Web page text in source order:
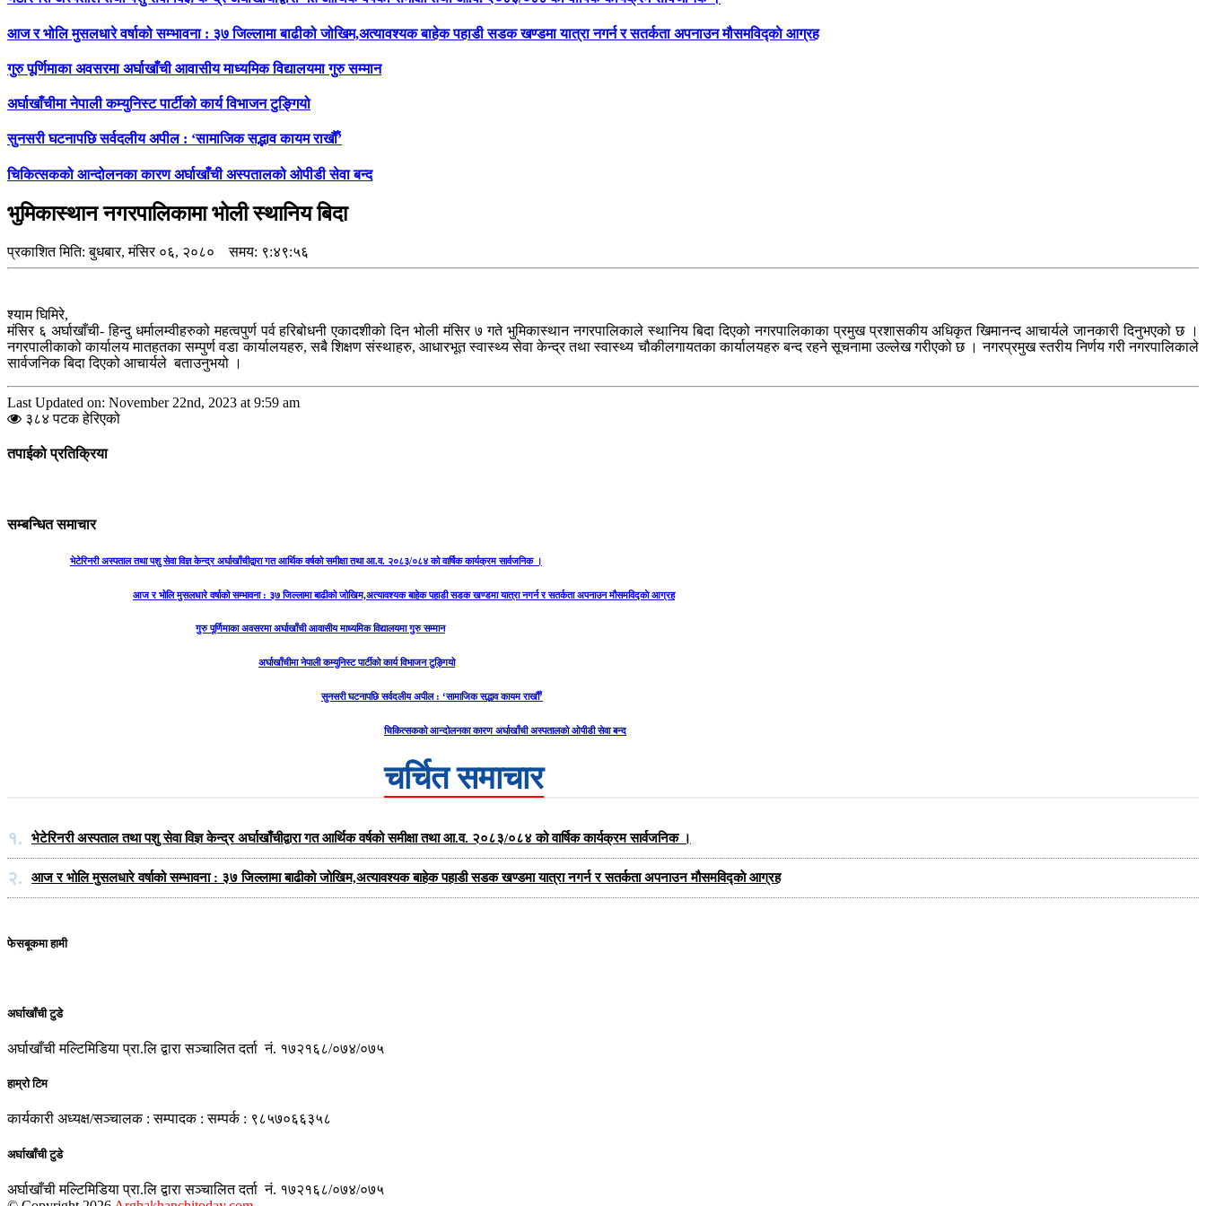
आज र भोलि मुसलधारे वर्षाको सम्भावना : ३७ जिल्लामा बाढीको जोखिम,अत्यावश्यक बाहेक पहाडी सडक खण्डमा यात्रा नगर्न र सतर्कता अपनाउन मौसमविद्काे आग्रह
गुरु पूर्णिमाका अवसरमा अर्घाखाँची आवासीय माध्यमिक विद्यालयमा गुरु सम्मान
अर्घाखाँचीमा नेपाली कम्युनिस्ट पार्टीको कार्य विभाजन टुङ्गियो
सुनसरी घटनापछि सर्वदलीय अपील : ‘सामाजिक सद्भाव कायम राखौँ’
चिकित्सकको आन्दोलनका कारण अर्घाखाँची अस्पतालको ओपीडी सेवा बन्द
भुमिकास्थान नगरपालिकामा भोली स्थानिय बिदा
प्रकाशित मिति:बुधबार, मंसिर ०६, २०८० समय: ९:४९:५६
श्याम घिमिरे,
मंसिर ६ अर्घाखाँची- हिन्दु धर्मालम्वीहरुको महत्वपुर्ण पर्व हरिबोधनी एकादशीको दिन भोली मंसिर ७ गते भुमिकास्थान नगरपालिकाले स्थानिय बिदा दिएको नगरपालिकाका प्रमुख प्रशासकीय अधिकृत खिमानन्द आचार्यले जानकारी दिनुभएको छ ।
नगरपालीकाको कार्यालय मातहतका सम्पुर्ण वडा कार्यालयहरु, सबै शिक्षण संस्थाहरु, आधारभूत स्वास्थ्य सेवा केन्द्र तथा स्वास्थ्य चौकीलगायतका कार्यालयहरु बन्द रहने सूचनामा उल्लेख गरीएको छ । नगरप्रमुख स्तरीय निर्णय गरी नगरपालिकाले
सार्वजनिक बिदा दिएको आचार्यले बताउनुभयो ।
Last Updated on: November 22nd, 2023 at 9:59 am
३८४ पटक हेरिएको
तपाईको प्रतिक्रिया
सम्बन्धित समाचार
भेटेरिनरी अस्पताल तथा पशु सेवा विज्ञ केन्द्र अर्घाखाँचीद्वारा गत आर्थिक वर्षको समीक्षा तथा आ.व. २०८३/०८४ को वार्षिक कार्यक्रम सार्वजनिक ।
आज र भोलि मुसलधारे वर्षाको सम्भावना : ३७ जिल्लामा बाढीको जोखिम,अत्यावश्यक बाहेक पहाडी सडक खण्डमा यात्रा नगर्न र सतर्कता अपनाउन मौसमविद्काे आग्रह
गुरु पूर्णिमाका अवसरमा अर्घाखाँची आवासीय माध्यमिक विद्यालयमा गुरु सम्मान
अर्घाखाँचीमा नेपाली कम्युनिस्ट पार्टीको कार्य विभाजन टुङ्गियो
सुनसरी घटनापछि सर्वदलीय अपील : ‘सामाजिक सद्भाव कायम राखौँ’
चिकित्सकको आन्दोलनका कारण अर्घाखाँची अस्पतालको ओपीडी सेवा बन्द
चर्चित समाचार
१. भेटेरिनरी अस्पताल तथा पशु सेवा विज्ञ केन्द्र अर्घाखाँचीद्वारा गत आर्थिक वर्षको समीक्षा तथा आ.व. २०८३/०८४ को वार्षिक कार्यक्रम सार्वजनिक ।
२. आज र भोलि मुसलधारे वर्षाको सम्भावना : ३७ जिल्लामा बाढीको जोखिम,अत्यावश्यक बाहेक पहाडी सडक खण्डमा यात्रा नगर्न र सतर्कता अपनाउन मौसमविद्काे आग्रह
फेसबूकमा हामी
अर्घाखाँची टुडे
अर्घाखाँची मल्टिमिडिया प्रा.लि द्वारा सञ्चालित दर्ता नं. १७२१६८/०७४/०७५
हाम्रो टिम
कार्यकारी अध्यक्ष/सञ्चालक : सम्पादक : सम्पर्क : ९८५७०६६३५८
अर्घाखाँची टुडे
अर्घाखाँची मल्टिमिडिया प्रा.लि द्वारा सञ्चालित दर्ता नं. १७२१६८/०७४/०७५